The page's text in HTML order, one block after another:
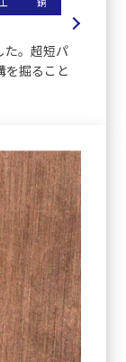
た。超短パ
を掘ること